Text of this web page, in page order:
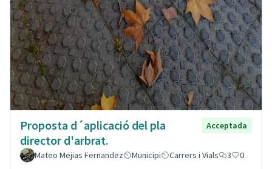
Proposta d´aplicació del pla
director d'arbrat.
Acceptada
Mateo Mejias Fernandez Municipi Carrers i Vials 3 0